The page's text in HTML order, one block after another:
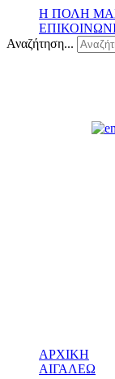
Η ΠΟΛΗ
Αναζήτηση...
ΑΡΧΙΚΗ
ΑΙΓΑΛΕΩ